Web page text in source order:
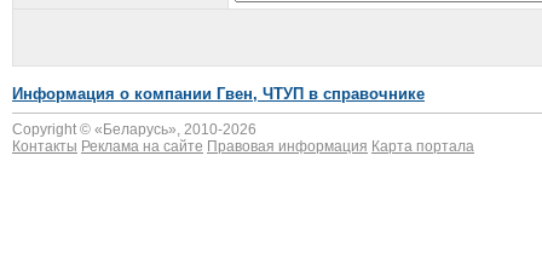
Информация о компании Гвен, ЧТУП в справочнике
Copyright © « Беларусь», 2010-2026
Контакты Реклама на сайте Правовая информация Карта портала